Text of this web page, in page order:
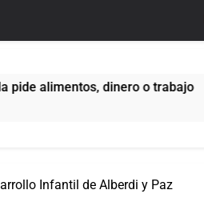
alimentos, dinero o trabajo
Infantil de Alberdi y Paz